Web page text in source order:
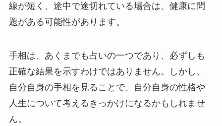
線が短く、途中で途切れている場合は、健康に問
題がある可能性があります。
手相は、あくまでも占いの一つであり、必ずしも
正確な結果を示すわけではありません。しかし、
自分自身の手相を見ることで、自分自身の性格や
人生について考えるきっかけになるかもしれませ
ん。